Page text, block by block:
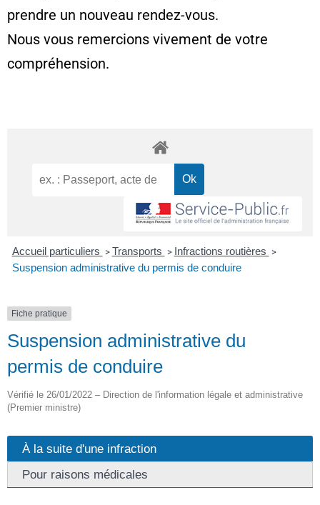
prendre un nouveau rendez-vous.
Nous vous remercions vivement de votre
compréhension.
Accueil particuliers > Transports > Infractions routières >
Suspension administrative du permis de conduire
Fiche pratique
Suspension administrative du
permis de conduire
Vérifié le 26/01/2022 – Direction de l'information légale et administrative
(Premier ministre)
À la suite d'une infraction
Pour raisons médicales